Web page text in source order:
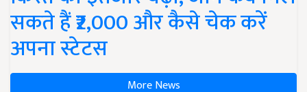
सकते हैं ₹2,000 और कैसे चेक करें
अपना स्टेटस
More News